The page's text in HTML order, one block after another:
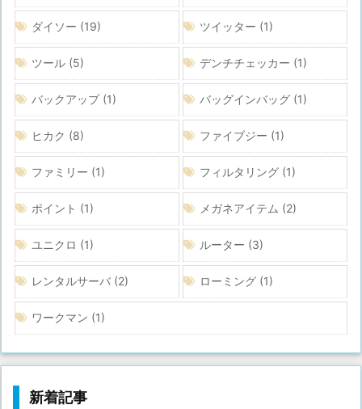
ダイソー (19) ツイッター (1)
ツール (5) デンチチェッカー (1)
バックアップ(1) バッグインバッグ (1)
ヒカク (8) ファイブジー (1)
ファミリー (1) フィルタリング (1)
ポイント (1) メガネアイテム (2)
ユニクロ (1) ルーター (3)
レンタルサーバ (2) ローミング (1)
ワークマン (1)
新着記事